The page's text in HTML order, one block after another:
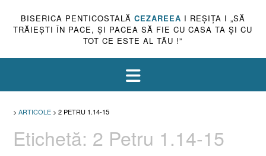
BISERICA PENTICOSTALĂ CEZAREEA I REŞIŢA I „SĂ
TRĂIEŞTI ÎN PACE, ŞI PACEA SĂ FIE CU CASA TA ŞI CU
TOT CE ESTE AL TĂU !”
> ARTICOLE > 2 PETRU 1.14-15
Etichetă: 2 Petru 1.14-15